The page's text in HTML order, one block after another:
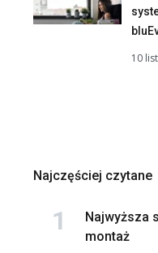
10
Najczęściej czytane
Najwyższa
montaż